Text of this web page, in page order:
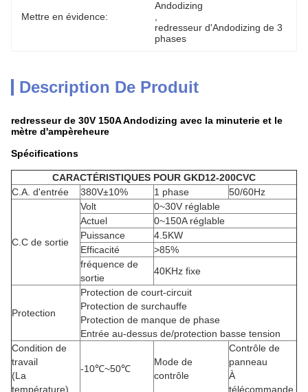
Mettre en évidence:
Andodizing
redresseur d'Andodizing de 3
phases
Description De Produit
redresseur de 30V 150A Andodizing avec la minuterie et le
mètre d'ampèreheure
Spécifications
CARACTÉRISTIQUES POUR GKD12-200CVC
C.A. d'entrée
380V±10% 1 phase 50/60Hz
C.C de sortie
Volt
0~30V réglable
Actuel
0~150A réglable
Puissance
4.5KW
Efficacité
>85%
fréquence de
sortie
40KHz fixe
Protection
Protection de court-circuit
Protection de surchauffe
Protection de manque de phase
Entrée au-dessus de/protection basse tension
Condition de
travail
(La
température)
-10℃~50℃
Mode de
contrôle
Contrôle de
panneau
À
télécommande